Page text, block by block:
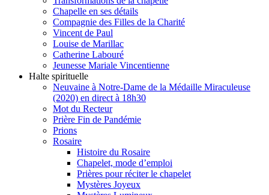
Chapelle en ses détails
Compagnie des Filles de la Charité
Vincent de Paul
Louise de Marillac
Catherine Labouré
Jeunesse Mariale Vincentienne
Halte spirituelle
Neuvaine à Notre-Dame de la Médaille Miraculeuse
(2020) en direct à 18h30
Mot du Recteur
Prière Fin de Pandémie
Prions
Rosaire
Histoire du Rosaire
Chapelet, mode d’emploi
Prières pour réciter le chapelet
Mystères Joyeux